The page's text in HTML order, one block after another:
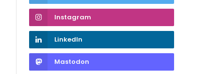
Instagram
LinkedIn
Mastodon